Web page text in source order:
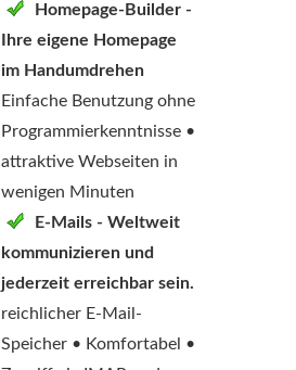
Homepage-Builder -
Ihre eigene Homepage
im Handumdrehen
Einfache Benutzung ohne
Programmierkenntnisse •
attraktive Webseiten in
wenigen Minuten
E-Mails - Weltweit
kommunizieren und
jederzeit erreichbar sein.
reichlicher E-Mail-
Speicher • Komfortabel •